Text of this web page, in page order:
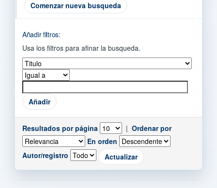
Comenzar nueva busqueda
Añadir filtros:
Usa los filtros para afinar la busqueda.
Resultados por página | Ordenar por
En orden
Autor/registro